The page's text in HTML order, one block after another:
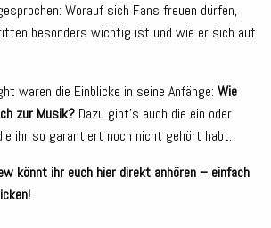
Worauf sich Fans freuen dürfen,
besonders wichtig ist und wie er sich auf
waren die Einblicke in seine Anfänge: Wie
zur Musik? Dazu gibt’s auch die ein oder
ihr so garantiert noch nicht gehört habt.
könnt ihr euch hier direkt anhören – einfach